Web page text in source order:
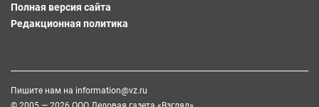
Полная версия сайта
Редакционная политика
Пишите нам на information@vz.ru